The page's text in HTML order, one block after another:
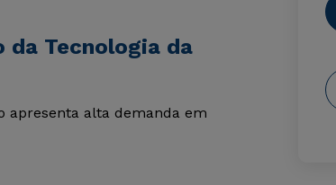
da Tecnologia da
apresenta alta demanda em